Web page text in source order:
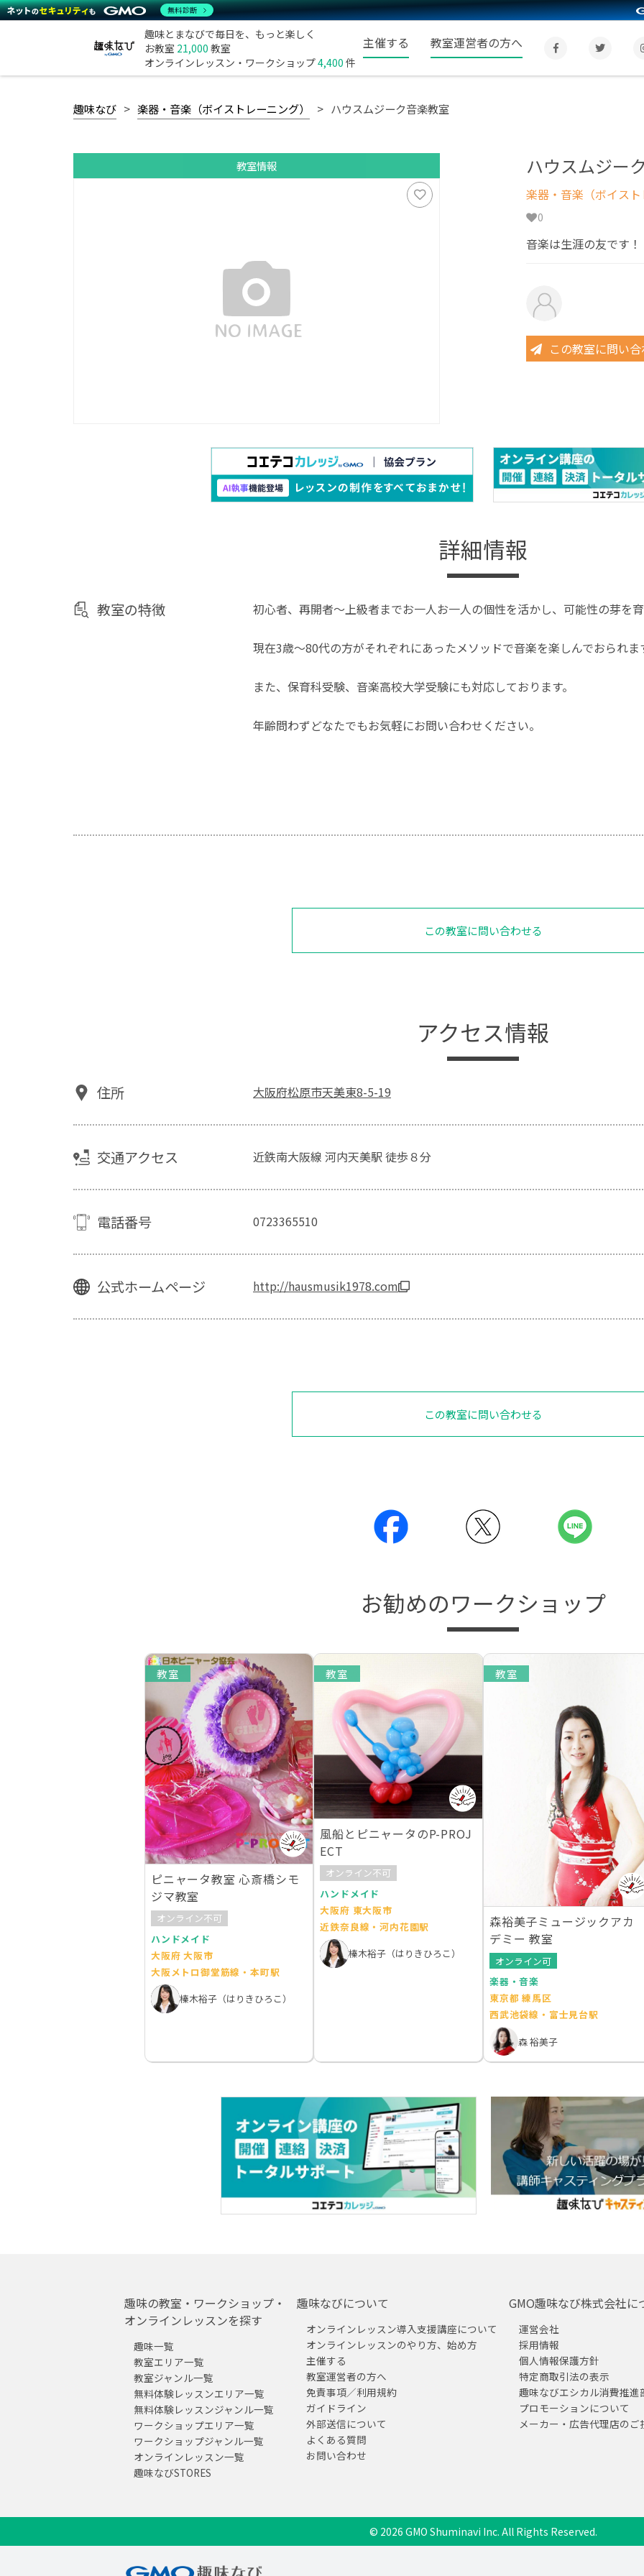
趣味とまなびで毎日を、もっと楽しく
お教室 21,000 教室
オンラインレッスン・ワークショップ4,400 件
主催する 教室運営者の方へ
趣味なび 楽器・音楽（ボイストレーニング） ハウスムジーク音楽教室
教室情報 ハウスムジー
楽器・音楽（ボイス
0
音楽は生涯の友です！
この教室に問い
詳細情報
教室の特徴 初心者、再開者～上級者までお一人お一人の個性を活かし、可能性の芽を
現在3歳～80代の方がそれぞれにあったメソッドで音楽を楽しんでおられま
また、保育科受験、音楽高校大学受験にも対応しております。
年齢問わずどなたでもお気軽にお問い合わせください。
この教室に問い合わせる
アクセス情報
住所 大阪府松原市天美東8-5-19
交通アクセス 近鉄南大阪線 河内天美駅 徒歩８分
電話番号 0723365510
公式ホームページ http://hausmusik1978.com
この教室に問い合わせる
お勧めのワークショップ
教室
ピニャータ教室 心斎橋シモ
ジマ教室
オンライン不可
ハンドメイド
大阪府 大阪市
大阪メトロ御堂筋線・本町駅
榛木裕子（はりきひろこ）
教室
風船とピニャータのP-PROJ
ECT
オンライン不可
ハンドメイド
大阪府 東大阪市
近鉄奈良線・河内花園駅
榛木裕子（はりきひろこ）
教室
森裕美子ミュージックアカ
デミー 教室
オンライン可
楽器・音楽
東京都 練馬区
西武池袋線・富士見台駅
森 裕美子
趣味の教室・ワークショップ・
オンラインレッスンを探す
趣味一覧
教室エリア一覧
教室ジャンル一覧
無料体験レッスンエリア一覧
無料体験レッスンジャンル一覧
ワークショップエリア一覧
ワークショップジャンル一覧
オンラインレッスン一覧
趣味なびSTORES
趣味なびについて
オンラインレッスン導入支援講座について
オンラインレッスンのやり方、始め方
主催する
教室運営者の方へ
免責事項／利用規約
ガイドライン
外部送信について
よくある質問
お問い合わせ
GMO趣味なび株式会社に
運営会社
採用情報
個人情報保護方針
特定商取引法の表示
趣味なびエシカル消費推進
プロモーションについて
メーカー・広告代理店のご
© 2026 GMO Shuminavi Inc. All Rights Reserved.
無料診断